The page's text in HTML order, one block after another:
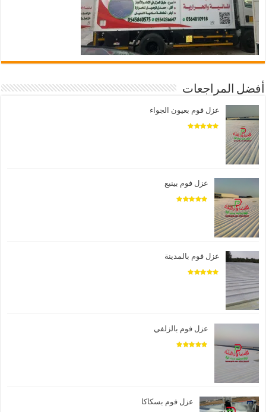
أفضل المراجعات
عزل فوم بعيون الجواء
عزل فوم بينبع
عزل فوم بالمدينة
عزل فوم بالزلفي
عزل فوم بسكاكا